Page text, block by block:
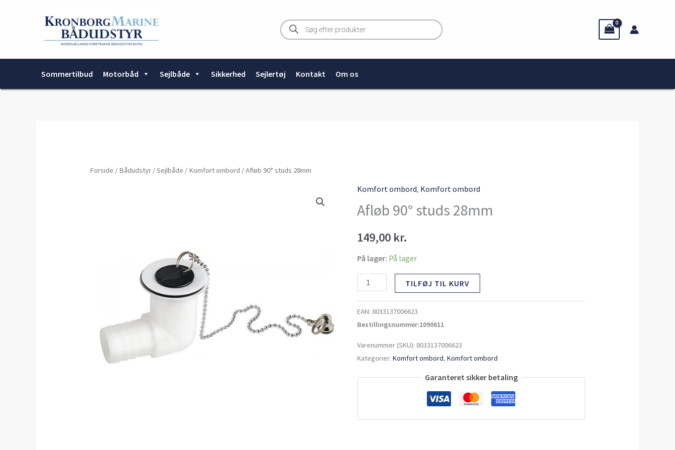
Products
search
Sommertilbud Motorbåd Sejlbåde Sikkerhed Sejlertøj Kontakt Om os
Forside / Bådudstyr/Sejlbåde / Komfort ombord / Afløb 90° studs 28mm
Komfort ombord, Komfort ombord
Afløb 90° studs 28mm
149,00 kr.
På lager: På lager
90°
28mm
TILFØJ TIL KURV
EAN: 8033137006623
Bestillingsnummer:1090611
Varenummer (SKU): 8033137006623
Kategorier:Komfort ombord,Komfort ombord
Garanteret sikker betaling